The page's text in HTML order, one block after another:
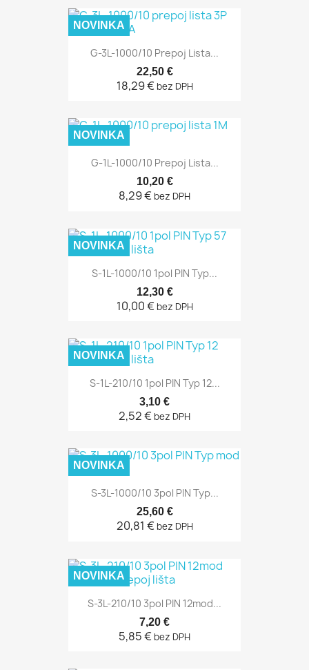
G-3L-1000/10 Prepoj Lista...
22,50 €
18,29 € bez DPH
NOVINKA
G-1L-1000/10 Prepoj Lista...
10,20 €
8,29 € bez DPH
NOVINKA
S-1L-1000/10 1pol PIN Typ...
12,30 €
10,00 € bez DPH
NOVINKA
S-1L-210/10 1pol PIN Typ 12...
3,10 €
2,52 € bez DPH
NOVINKA
S-3L-1000/10 3pol PIN Typ...
25,60 €
20,81 € bez DPH
NOVINKA
S-3L-210/10 3pol PIN 12mod...
7,20 €
5,85 € bez DPH
NOVINKA